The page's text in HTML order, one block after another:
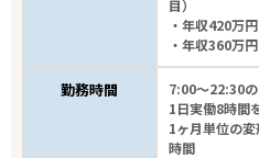
目）
・年収420万
・年収360万
勤務時間
7:00～22:30
1日実働8時間
1ヶ月単位の
時間